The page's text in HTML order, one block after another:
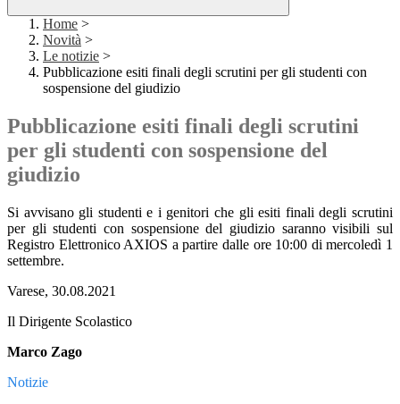
Home >
Novità >
Le notizie >
Pubblicazione esiti finali degli scrutini per gli studenti con
sospensione del giudizio
Pubblicazione esiti finali degli scrutini
per gli studenti con sospensione del
giudizio
Si avvisano gli studenti e i genitori che gli esiti finali degli scrutini
per gli studenti con sospensione del giudizio saranno visibili sul
Registro Elettronico AXIOS a partire dalle ore 10:00 di mercoledì 1
settembre.
Varese, 30.08.2021
Il Dirigente Scolastico
Marco Zago
Notizie